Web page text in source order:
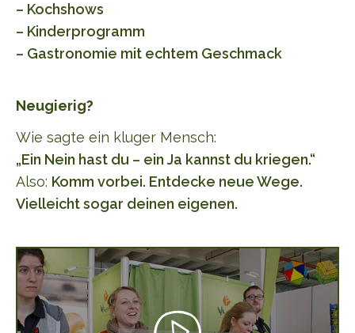
– Kochshows
– Kinderprogramm
– Gastronomie mit echtem Geschmack
Neugierig?
Wie sagte ein kluger Mensch:
„Ein Nein hast du – ein Ja kannst du kriegen.“
Also: Komm vorbei. Entdecke neue Wege.
Vielleicht sogar deinen eigenen.